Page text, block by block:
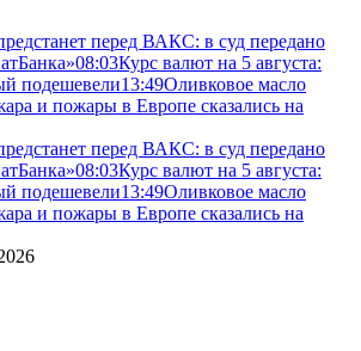
перед ВАКС: в суд передано
08:03Курс валют на 5 августа:
подешевели13:49Оливковое масло
и пожары в Европе сказались на
перед ВАКС: в суд передано
08:03Курс валют на 5 августа:
подешевели13:49Оливковое масло
и пожары в Европе сказались на